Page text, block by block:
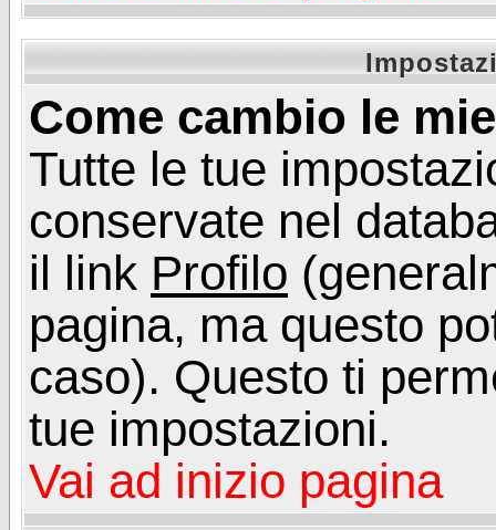
Come cambio le
Tutte le tue
conservate nel
il link Profilo
pagina, ma questo
caso). Questo ti
tue impostazioni.
Vai ad inizio pagina